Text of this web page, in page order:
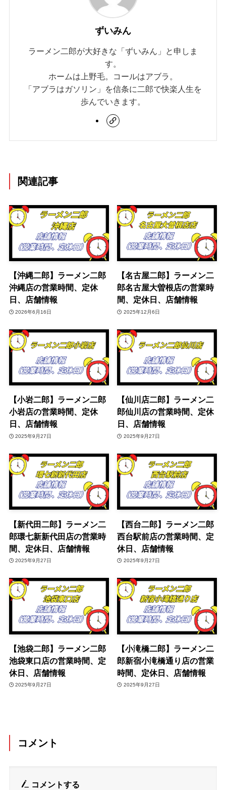
ずいみん
ラーメン二郎が大好きな「ずいみん」と申しま
す。
ホームは上野毛。コールはアブラ。
「アブラはガソリン」を信条に二郎で快楽人生を
歩んでいきます。
関連記事
【沖縄二郎】ラーメン二郎
沖縄店の営業時間、定休
日、店舗情報
2026年6月16日
【名古屋二郎】ラーメン二
郎名古屋大曽根店の営業時
間、定休日、店舗情報
2025年12月6日
【小岩二郎】ラーメン二郎
小岩店の営業時間、定休
日、店舗情報
2025年9月27日
【仙川店二郎】ラーメン二
郎仙川店の営業時間、定休
日、店舗情報
2025年9月27日
【新代田二郎】ラーメン二
郎環七新新代田店の営業時
間、定休日、店舗情報
2025年9月27日
【西台二郎】ラーメン二郎
西台駅前店の営業時間、定
休日、店舗情報
2025年9月27日
【池袋二郎】ラーメン二郎
池袋東口店の営業時間、定
休日、店舗情報
2025年9月27日
【小滝橋二郎】ラーメン二
郎新宿小滝橋通り店の営業
時間、定休日、店舗情報
2025年9月27日
コメント
コメントする